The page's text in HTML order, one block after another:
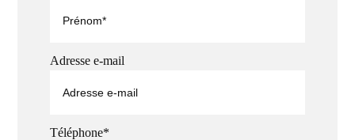
Adresse e-mail
Téléphone*